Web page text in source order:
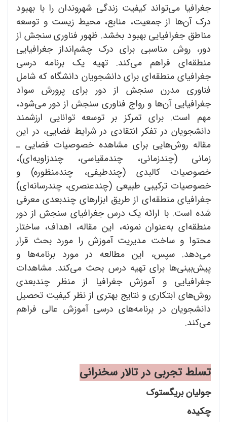
جغرافیا می‌تواند کیفیت زندگی شهروندان را با بهبود
درک آن‌ها از جمعیت، منابع، محیط زیست و توسعه
مناطق جغرافیایی بهبود بخشد. ظهور فناوری سنجش از
دور، روش مناسبی برای درک چشم‌انداز جغرافیایی
منطقه‌ای فراهم می‌کند. تهیه یک برنامه درسی
جغرافیای منطقه‌ای برای دانشجویان دانشگاه که شامل
فناوری مدرن سنجش از دور برای پرورش سواد
جغرافیایی آن‌ها و رواج فناوری سنجش از دور می‌شود،
مهم است. برای تمرکز بر توسعه توانایی ارزشمند
دانشجویان در تفکر انتقادی در شرایط فضایی، در این
مقاله روش‌هایی برای مشاهده خصوصیات فضایی ـ
زمانی (چندزمانی، چندمقیاسی، چندزاویه‌ای)،
خصوصیات کالبدی (چندطیفی، چندمنظوره) و
خصوصیات ترکیبی طبیعی (چندعنصری، چندرسانه‌ای)
جغرافیای منطقه‌ای از طریق ابزارهای چندبعدی معرفی
شده است. با ارائه یک درس جغرافیای سنجش از دور
منطقه‌ای به‌عنوان نمونه، این مقاله، اهداف، ساختار
محتوا و ساخت مدیریت آموزش را مورد بحث قرار
می‌دهد. سپس، این مطالعه در مورد برنامه‌ها و
پیش‌بینی‌ها برای تهیه درس بحث می‌کند. مشاهدات
جغرافیایی و آموزش جغرافیا از منظر چندبعدی
روش‌های ابتکاری و نتایج بهتری از نظر کیفیت تحصیل
دانشجویان در برنامه‌های درسی آموزش عالی فراهم
می‌کند.
تسلط تجربی در تالار سخنرانی
جولیان بریگستوک
چکیده